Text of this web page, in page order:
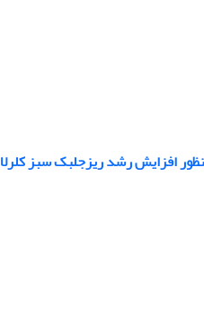
افزایش رشد ریزجلبک سبز کلرلا